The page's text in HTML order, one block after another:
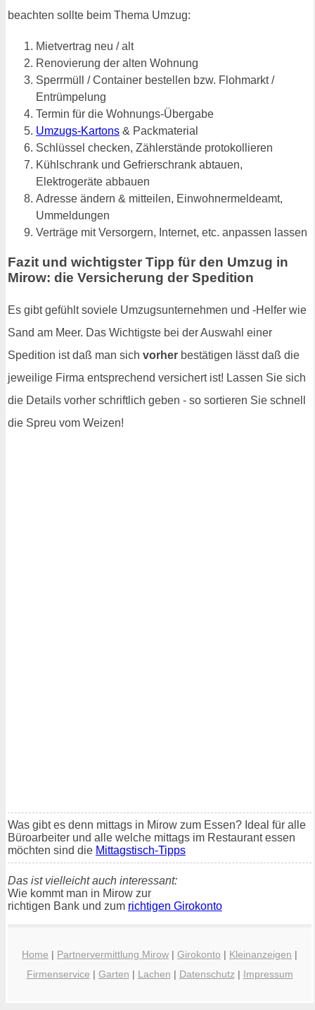
beachten sollte beim Thema Umzug:
Mietvertrag neu / alt
Renovierung der alten Wohnung
Sperrmüll / Container bestellen bzw. Flohmarkt /
Entrümpelung
Termin für die Wohnungs-Übergabe
Umzugs-Kartons & Packmaterial
Schlüssel checken, Zählerstände protokollieren
Kühlschrank und Gefrierschrank abtauen,
Elektrogeräte abbauen
Adresse ändern & mitteilen, Einwohnermeldeamt,
Ummeldungen
Verträge mit Versorgern, Internet, etc. anpassen lassen
Fazit und wichtigster Tipp für den Umzug in
Mirow: die Versicherung der Spedition
Es gibt gefühlt soviele Umzugsunternehmen und -Helfer wie
Sand am Meer. Das Wichtigste bei der Auswahl einer
Spedition ist daß man sich vorher bestätigen lässt daß die
jeweilige Firma entsprechend versichert ist! Lassen Sie sich
die Details vorher schriftlich geben - so sortieren Sie schnell
die Spreu vom Weizen!
Was gibt es denn mittags in Mirow zum Essen? Ideal für alle
Büroarbeiter und alle welche mittags im Restaurant essen
möchten sind die Mittagstisch-Tipps
Das ist vielleicht auch interessant:
Wie kommt man in Mirow zur
richtigen Bank und zum richtigen Girokonto
Home | Partnervermittlung Mirow | Girokonto | Kleinanzeigen |
Firmenservice | Garten | Lachen | Datenschutz | Impressum